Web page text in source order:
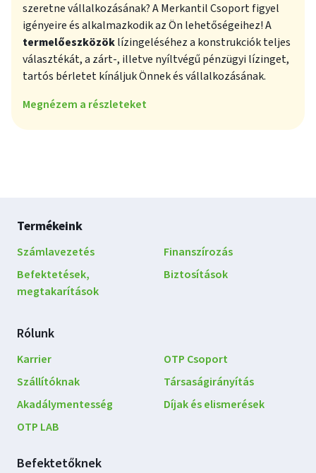
szeretne vállalkozásának? A Merkantil Csoport figyel
igényeire és alkalmazkodik az Ön lehetőségeihez! A
termelőeszközöklízingeléséhez a konstrukciók teljes
választékát, a zárt-, illetve nyíltvégű pénzügyi lízinget,
tartós bérletet kínáljuk Önnek és vállalkozásának.
Megnézem a részleteket
Lábléc
navigáció
Termékeink
Számlavezetés
Finanszírozás
Befektetések,
megtakarítások
Biztosítások
Rólunk
Karrier
Szállítóknak
Akadálymentesség
OTP LAB
OTP Csoport
Társaságirányítás
Díjak és elismerések
Befektetőknek